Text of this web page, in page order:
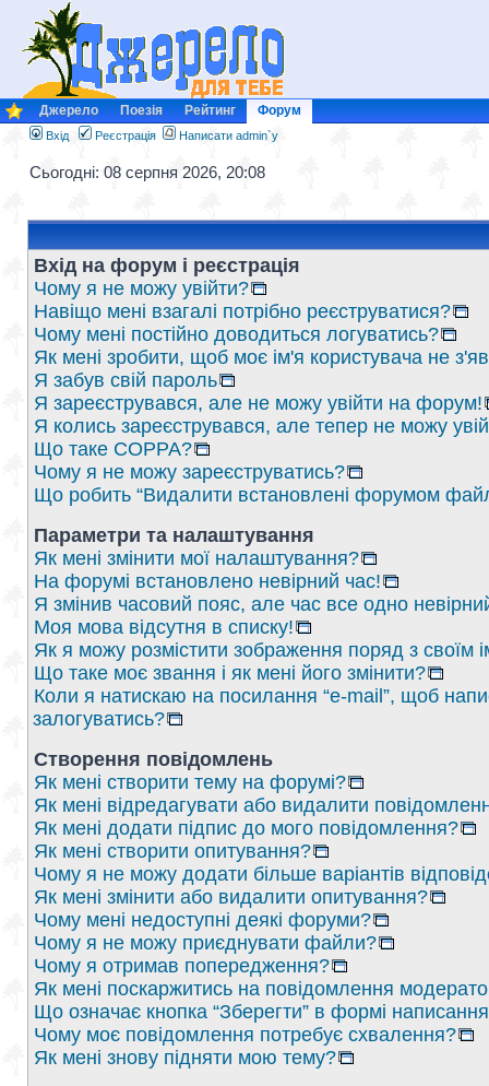
Джерело Поезія Рейтинг Форум
Вхід Реєстрація Написати admin`у
Сьогодні: 08 серпня 2026, 20:08
Вхід на форум і реєстрація
Чому я не можу увійти?
Навіщо мені взагалі потрібно реєструватися?
Чому мені постійно доводиться логуватись?
Як мені зробити, щоб моє ім'я користувача не
Я забув свій пароль
Я зареєструвався, але не можу увійти на форум!
Я колись зареєструвався, але тепер не можу
Що таке COPPA?
Чому я не можу зареєструватись?
Що робить “Видалити встановлені форумом
Параметри та налаштування
Як мені змінити мої налаштування?
На форумі встановлено невірний час!
Я змінив часовий пояс, але час все одно
Моя мова відсутня в списку!
Як я можу розмістити зображення поряд з своїм
Що таке моє звання і як мені його змінити?
Коли я натискаю на посилання “e-mail”, щоб
залогуватись?
Створення повідомлень
Як мені створити тему на форумі?
Як мені відредагувати або видалити
Як мені додати підпис до мого повідомлення?
Як мені створити опитування?
Чому я не можу додати більше варіантів
Як мені змінити або видалити опитування?
Чому мені недоступні деякі форуми?
Чому я не можу приєднувати файли?
Чому я отримав попередження?
Як мені поскаржитись на повідомлення
Що означає кнопка “Зберегти” в формі
Чому моє повідомлення потребує схвалення?
Як мені знову підняти мою тему?